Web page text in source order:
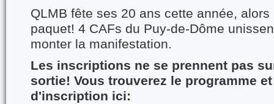
QLMB fête ses 20 ans cette année,
paquet! 4 CAFs du Puy-de-Dôme
monter la manifestation.
Les inscriptions ne se prennent pas
sortie! Vous trouverez le programme
d'inscription ici: